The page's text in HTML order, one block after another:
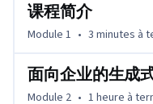
课程简介
Module 1 • 3 minutes à
面向企业的生成
Module 2 • 1 heure à